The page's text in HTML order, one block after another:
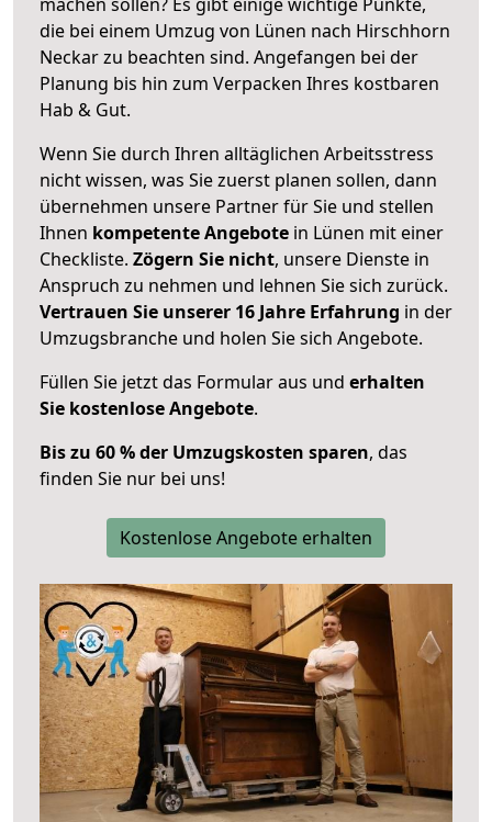
die bei einem Umzug von Lünen nach Hirschhorn
Neckar zu beachten sind. Angefangen bei der
Planung bis hin zum Verpacken Ihres kostbaren
Hab & Gut.
Wenn Sie durch Ihren alltäglichen Arbeitsstress
nicht wissen, was Sie zuerst planen sollen, dann
übernehmen unsere Partner für Sie und stellen
Ihnen kompetente Angebote in Lünen mit einer
Checkliste. Zögern Sie nicht, unsere Dienste in
Anspruch zu nehmen und lehnen Sie sich zurück.
Vertrauen Sie unserer 16 Jahre Erfahrung in der
Umzugsbranche und holen Sie sich Angebote.
Füllen Sie jetzt das Formular aus und erhalten
Sie kostenlose Angebote.
Bis zu 60 % der Umzugskosten sparen, das
finden Sie nur bei uns!
Kostenlose Angebote erhalten